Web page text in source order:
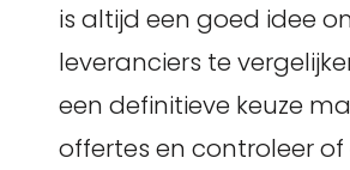
is altijd een goed idee
leveranciers te
een definitieve keuze
offertes en controleer of